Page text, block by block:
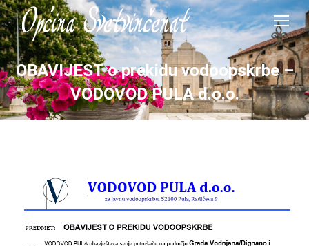
OBAVIJEST o prekidu vodoopskrbe –
VODOVOD PULA d.o.o.